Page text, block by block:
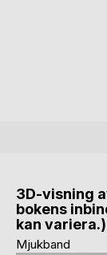
3D-visning
bokens
kan variera.)
Mjukband